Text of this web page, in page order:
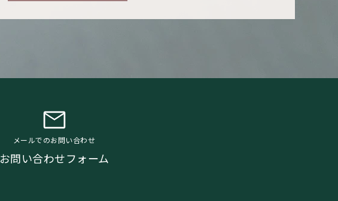
メールでのお問い合わせ
お問い合わせフォーム